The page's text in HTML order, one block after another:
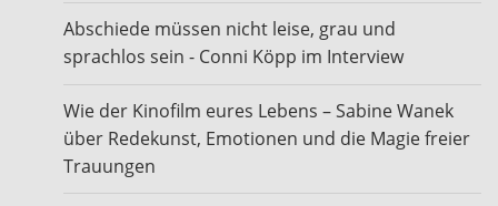
Abschiede müssen nicht leise, grau und
sprachlos sein - Conni Köpp im Interview
Wie der Kinofilm eures Lebens – Sabine Wanek
über Redekunst, Emotionen und die Magie freier
Trauungen